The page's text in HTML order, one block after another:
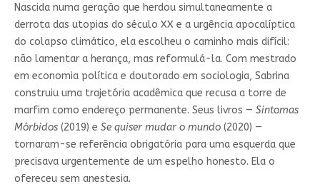
Nascida numa geração que herdou simultaneamente a
derrota das utopias do século XX e a urgência apocalíptica
do colapso climático, ela escolheu o caminho mais difícil:
não lamentar a herança, mas reformulá-la. Com mestrado
em economia política e doutorado em sociologia, Sabrina
construiu uma trajetória acadêmica que recusa a torre de
marfim como endereço permanente. Seus livros — Sintomas
Mórbidos(2019) e Se quiser mudar o mundo(2020) —
tornaram-se referência obrigatória para uma esquerda que
precisava urgentemente de um espelho honesto. Ela o
ofereceu sem anestesia.